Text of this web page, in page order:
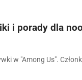
i porady dla
w "Among Us".